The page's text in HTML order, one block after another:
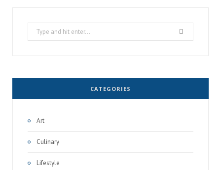
Search
for:
CATEGORIES
Art
Culinary
Lifestyle